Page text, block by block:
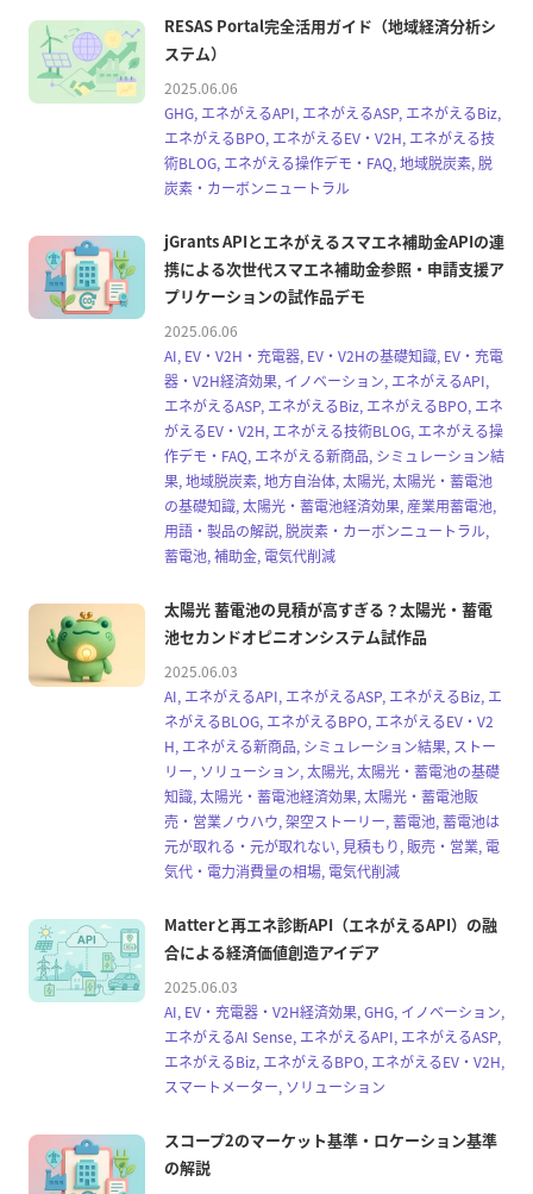
RESAS Portal完全活用ガイド（地域経済分析シ
ステム）
2025.06.06
GHG, エネがえるAPI, エネがえるASP, エネがえるBiz,
エネがえるBPO, エネがえるEV・V2H, エネがえる技
術BLOG, エネがえる操作デモ・FAQ, 地域脱炭素, 脱
炭素・カーボンニュートラル
jGrants APIとエネがえるスマエネ補助金APIの連
携による次世代スマエネ補助金参照・申請支援ア
プリケーションの試作品デモ
2025.06.06
AI, EV・V2H・充電器, EV・V2Hの基礎知識, EV・充電
器・V2H経済効果, イノベーション, エネがえるAPI,
エネがえるASP, エネがえるBiz, エネがえるBPO, エネ
がえるEV・V2H, エネがえる技術BLOG, エネがえる操
作デモ・FAQ, エネがえる新商品, シミュレーション結
果, 地域脱炭素, 地方自治体, 太陽光, 太陽光・蓄電池
の基礎知識, 太陽光・蓄電池経済効果, 産業用蓄電池,
用語・製品の解説, 脱炭素・カーボンニュートラル,
蓄電池, 補助金, 電気代削減
太陽光 蓄電池の見積が高すぎる？太陽光・蓄電
池セカンドオピニオンシステム試作品
2025.06.03
AI, エネがえるAPI, エネがえるASP, エネがえるBiz, エ
ネがえるBLOG, エネがえるBPO, エネがえるEV・V2
H, エネがえる新商品, シミュレーション結果, ストー
リー, ソリューション, 太陽光, 太陽光・蓄電池の基礎
知識, 太陽光・蓄電池経済効果, 太陽光・蓄電池販
売・営業ノウハウ, 架空ストーリー, 蓄電池, 蓄電池は
元が取れる・元が取れない, 見積もり, 販売・営業, 電
気代・電力消費量の相場, 電気代削減
Matterと再エネ診断API（エネがえるAPI）の融
合による経済価値創造アイデア
2025.06.03
AI, EV・充電器・V2H経済効果, GHG, イノベーション,
エネがえるAI Sense, エネがえるAPI, エネがえるASP,
エネがえるBiz, エネがえるBPO, エネがえるEV・V2H,
スマートメーター, ソリューション
スコープ2のマーケット基準・ロケーション基準
の解説